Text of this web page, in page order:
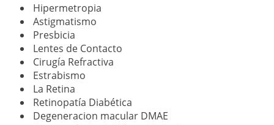
Hipermetropia
Astigmatismo
Presbicia
Lentes de Contacto
Cirugía Refractiva
Estrabismo
La Retina
Retinopatía Diabética
Degeneracion macular DMAE